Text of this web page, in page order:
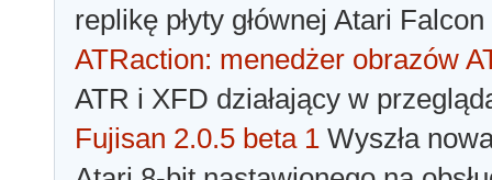
replikę płyty głównej Atari
ATRaction: menedżer obrazów
ATR i XFD działający w
Fujisan 2.0.5 beta 1 Wyszła